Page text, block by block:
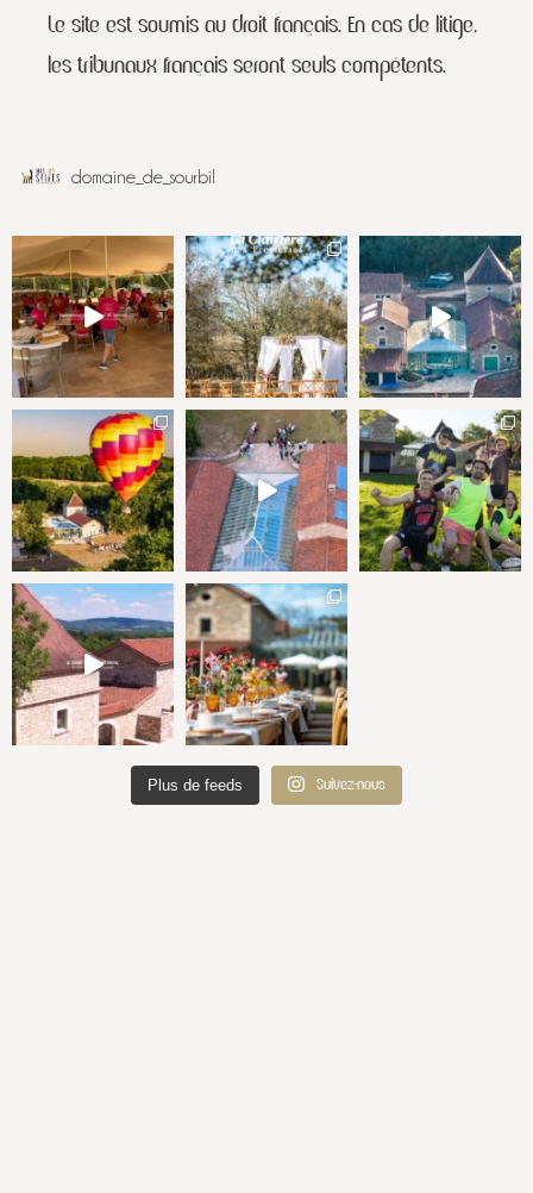
Le site est soumis au droit français. En cas de litige,
les tribunaux français seront seuls compétents.
domaine_de_sourbil
Plus de feeds Suivez-nous